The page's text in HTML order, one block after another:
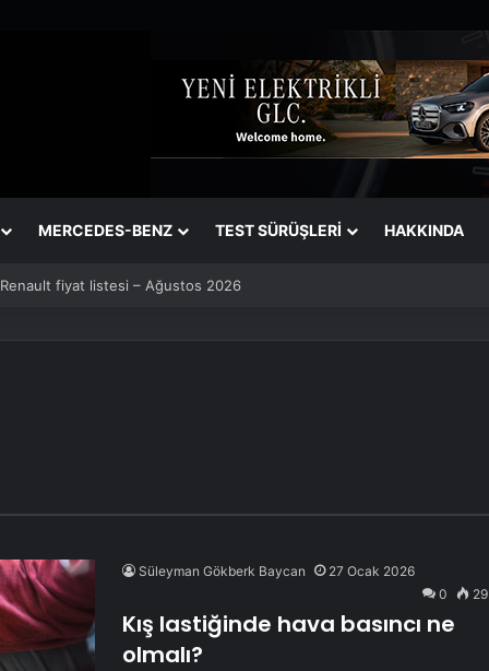
MERCEDES-BENZ TEST SÜRÜŞLERİ HAKKINDA
Toyota üst üste 7. kez dünyanın en çok satan araba markası oldu!
Süleyman Gökberk Baycan
27 Ocak 2026
0
29
Kış lastiğinde hava basıncı ne
olmalı?